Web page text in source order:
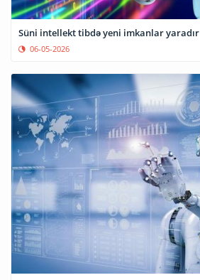
Süni intellekt tibdə yeni imkanlar yaradır
06-05-2026